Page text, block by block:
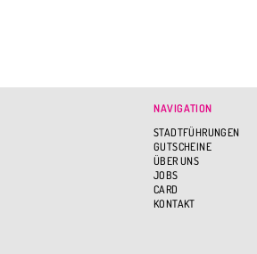
NAVIGATION
STADTFÜHRUNGEN
GUTSCHEINE
ÜBER UNS
JOBS
CARD
KONTAKT